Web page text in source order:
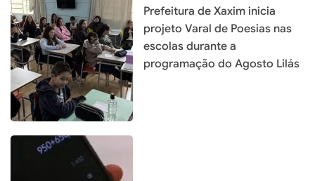
Prefeitura de Xaxim inicia
projeto Varal de Poesias nas
escolas durante a
programação do Agosto Lilás